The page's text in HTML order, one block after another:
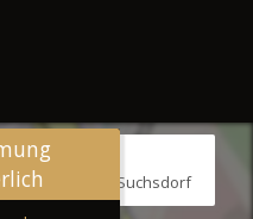
1, 24107 Kiel-Suchsdorf